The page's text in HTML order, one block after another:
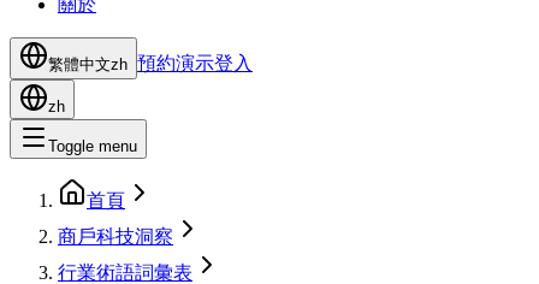
關於
繁體中文zh 預約演示登入
zh
Toggle menu
首頁
商戶科技洞察
行業術語詞彙表